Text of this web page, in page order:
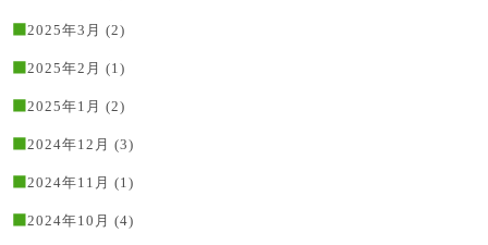
2025年3月 (2)
2025年2月 (1)
2025年1月 (2)
2024年12月 (3)
2024年11月 (1)
2024年10月 (4)